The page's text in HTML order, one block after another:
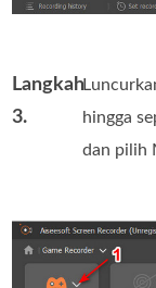
Langkah
3.
hingga
dan pilih